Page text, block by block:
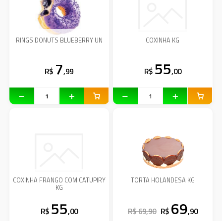
RINGS DONUTS BLUEBERRY UN
R$ 7,99
COXINHA KG
R$ 55,00
COXINHA FRANGO COM CATUPIRY
KG
R$ 55,00
TORTA HOLANDESA KG
R$ 69,90 R$ 69,90